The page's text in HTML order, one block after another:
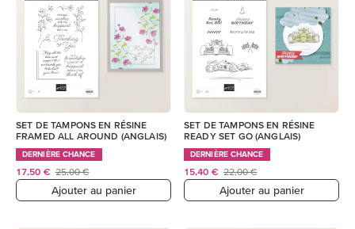
SET DE TAMPONS EN RÉSINE
FRAMED ALL AROUND (ANGLAIS)
DERNIÈRE CHANCE
17,50 € 25,00 €
Ajouter au panier
SET DE TAMPONS EN RÉSINE
READY SET GO (ANGLAIS)
DERNIÈRE CHANCE
15,40 € 22,00 €
Ajouter au panier